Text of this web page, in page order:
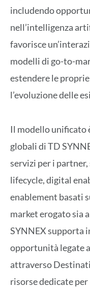
includendo
nell’intelligenza
favorisce
modelli di go-to-
estendere le
l’evoluzione delle
Il modello unificato
globali di TD
servizi per i
lifecycle, digital
enablement basati
market erogato sia
SYNNEX supporta
opportunità legate
attraverso
risorse dedicate